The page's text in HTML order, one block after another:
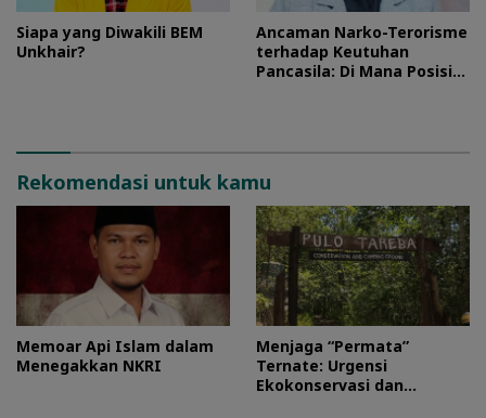
Siapa yang Diwakili BEM
Unkhair?
Ancaman Narko-Terorisme
terhadap Keutuhan
Pancasila: Di Mana Posisi
Rekomendasi untuk kamu
Memoar Api Islam dalam
Menegakkan NKRI
Menjaga “Permata”
Ternate: Urgensi
Ekokonservasi dan